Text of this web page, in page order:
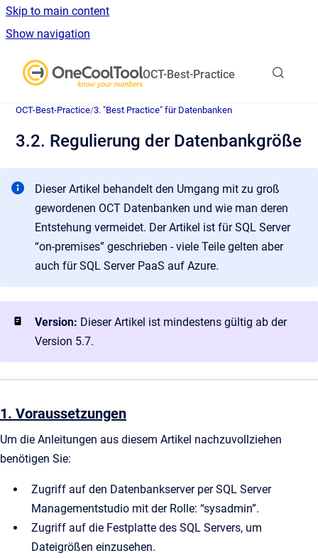
Skip to main content
Show navigation
OCT-Best-Practice
OCT-Best-Practice/3. "Best Practice" für Datenbanken
3.2. Regulierung der Datenbankgröße
Dieser Artikel behandelt den Umgang mit zu groß
gewordenen OCT Datenbanken und wie man deren
Entstehung vermeidet. Der Artikel ist für SQL Server
“on-premises” geschrieben - viele Teile gelten aber
auch für SQL Server PaaS auf Azure.
Version: Dieser Artikel ist mindestens gültig ab der
Version 5.7.
1. Voraussetzungen
Um die Anleitungen aus diesem Artikel nachzuvollziehen
benötigen Sie:
Zugriff auf den Datenbankserver per SQL Server
Managementstudio mit der Rolle: “sysadmin”.
Zugriff auf die Festplatte des SQL Servers, um
Dateigrößen einzusehen.